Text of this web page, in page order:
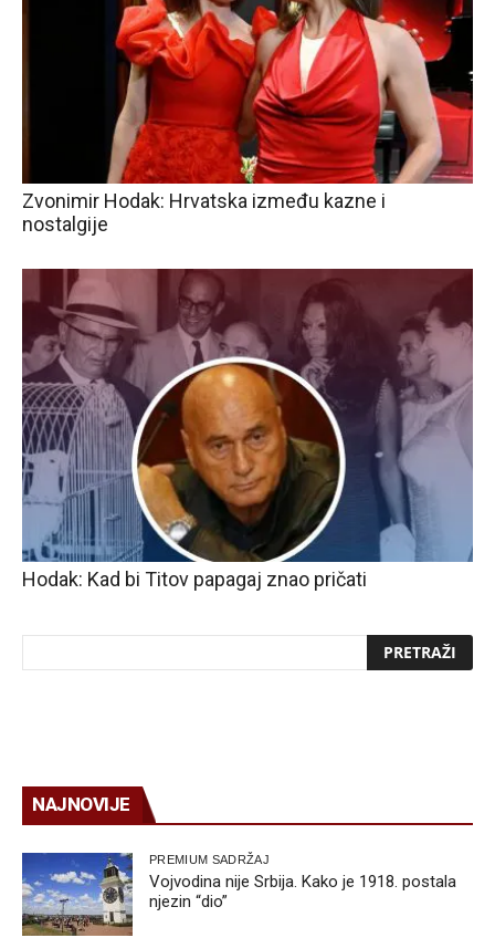
Zvonimir Hodak: Hrvatska između kazne i
nostalgije
Hodak: Kad bi Titov papagaj znao pričati
NAJNOVIJE
PREMIUM SADRŽAJ
Vojvodina nije Srbija. Kako je 1918. postala
njezin “dio”